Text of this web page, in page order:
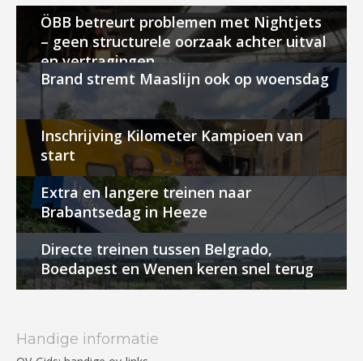
ÖBB betreurt problemen met Nightjets
– geen structurele oorzaak achter uitval
en vertragingen
Brand stremt Maaslijn ook op woensdag
Inschrijving Kilometer Kampioen van
start
Extra en langere treinen naar
Brabantsedag in Heeze
Directe treinen tussen Belgrado,
Boedapest en Wenen keren snel terug
Handige informatie